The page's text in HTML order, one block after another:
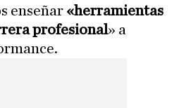
enseñar «herramientas
profesional» a